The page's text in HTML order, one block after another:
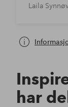
Laila
har